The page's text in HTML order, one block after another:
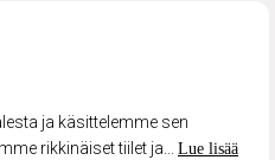
ja käsittelemme sen
rikkinäiset tiilet ja... Lue lisää